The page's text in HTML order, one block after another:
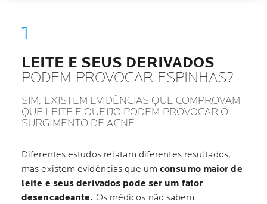
LEITE E SEUS DERIVADOS
PODEM PROVOCAR ESPINHAS?
SIM, EXISTEM EVIDÊNCIAS QUE COMPROVAM
QUE LEITE E QUEIJO PODEM PROVOCAR O
SURGIMENTO DE ACNE
Diferentes estudos relatam diferentes resultados,
mas existem evidências que umconsumo maior de
leite e seus derivados pode ser um fator
desencadeante. Os médicos não sabem